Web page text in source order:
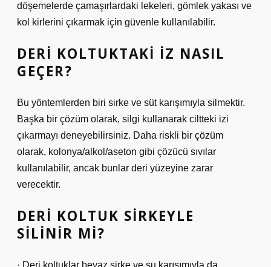
döşemelerde çamaşırlardaki lekeleri, gömlek yakası ve
kol kirlerini çıkarmak için güvenle kullanılabilir.
DERI KOLTUKTAKI IZ NASIL
GEÇER?
Bu yöntemlerden biri sirke ve süt karışımıyla silmektir.
Başka bir çözüm olarak, silgi kullanarak ciltteki izi
çıkarmayı deneyebilirsiniz. Daha riskli bir çözüm
olarak, kolonya/alkol/aseton gibi çözücü sıvılar
kullanılabilir, ancak bunlar deri yüzeyine zarar
verecektir.
DERI KOLTUK SIRKEYLE
SILINIR MI?
· Deri koltuklar beyaz sirke ve su karışımıyla da